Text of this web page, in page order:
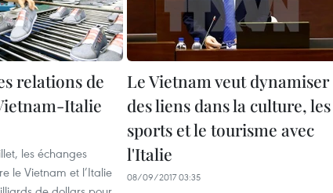
relations de
Italie
les échanges
le Vietnam et l’Italie
Le Vietnam veut dynamiser
des liens dans la culture, les
sports et le tourisme avec
l'Italie
08/09/2017 03:35